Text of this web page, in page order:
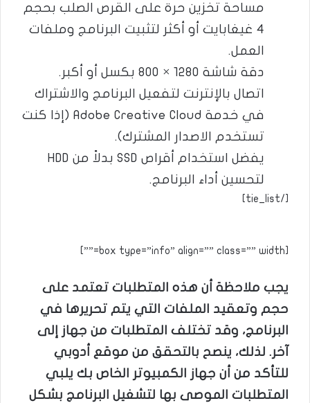
مساحة تخزين حرة على القرص الصلب بحجم
4 غيغابايت أو أكثر لتثبيت البرنامج وملفات
العمل.
دقة شاشة 1280 × 800 بكسل أو أكبر.
اتصال بالإنترنت لتفعيل البرنامج والاشتراك
في خدمة Adobe Creative Cloud (إذا كنت
تستخدم الاصدار المشترك).
يفضل استخدام أقراص SSD بدلاً من HDD
لتحسين أداء البرنامج.
[/tie_list]
[box type=”info” align=”” class=”” width=””]
يجب ملاحظة أن هذه المتطلبات تعتمد على
حجم وتعقيد الملفات التي يتم تحريرها في
البرنامج، وقد تختلف المتطلبات من جهاز إلى
آخر. لذلك، ينصح بالتحقق من موقع أدوبي
للتأكد من أن جهاز الكمبيوتر الخاص بك يلبي
المتطلبات الموصى بها لتشغيل البرنامج بشكل